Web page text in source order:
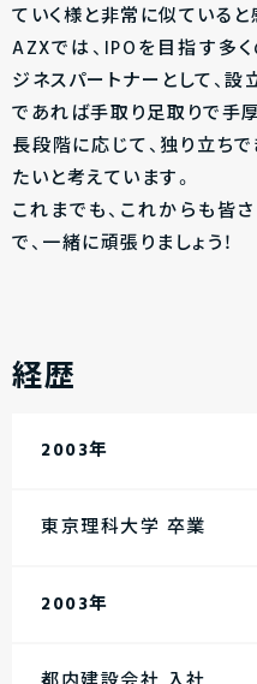
ていく様と非常に似ていると
AZXでは、IPOを目指す多
ジネスパートナーとして、
であれば手取り足取りで手
長段階に応じて、独り立ち
たいと考えています。
これまでも、これからも皆
で、一緒に頑張りましょう！
経歴
2003年
東京理科大学 卒業
2003年